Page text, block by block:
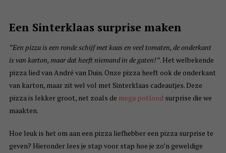
Een Sinterklaas surprise maken
”Een pizza is een ronde schijf met kaas en veel tomaten, de onderkant
is van karton, maar dat heeft niemand in de gaten!”. Het welbekende
pizza lied van André van Duin. Onze pizza heeft ook de onderkant
van karton, maar zit wel vol met Sinterklaas cadeautjes. Deze
pizza is lekker groot, net zoals de mega potloodsurprise die we
maakten.
Hoe leuk is het om aan een pizza liefhebber een pizza surprise te
geven? Hieronder lees je stap voor stap hoe je zo’n geweldige